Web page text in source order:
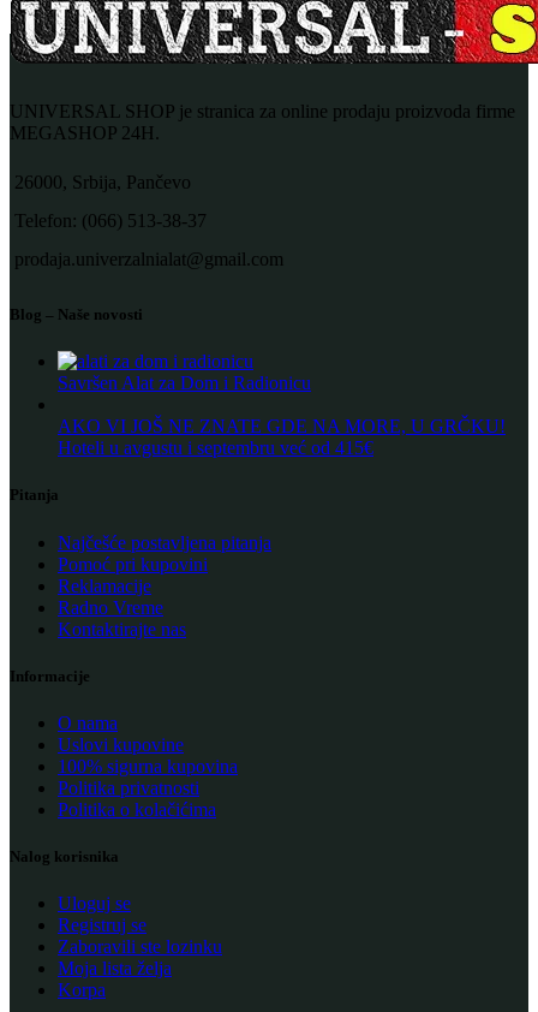
UNIVERSAL SHOP je stranica za online prodaju proizvoda firme
MEGASHOP 24H.
26000, Srbija, Pančevo
Telefon: (066) 513-38-37
prodaja.univerzalnialat@gmail.com
Blog – Naše novosti
Savršen Alat za Dom i Radionicu
AKO VI JOŠ NE ZNATE GDE NA MORE, U GRČKU!
Hoteli u avgustu i septembru već od 415€
Pitanja
Najčešće postavljena pitanja
Pomoć pri kupovini
Reklamacije
Radno Vreme
Kontaktirajte nas
Informacije
O nama
Uslovi kupovine
100% sigurna kupovina
Politika privatnosti
Politika o kolačićima
Nalog korisnika
Uloguj se
Registruj se
Zaboravili ste lozinku
Moja lista želja
Korpa